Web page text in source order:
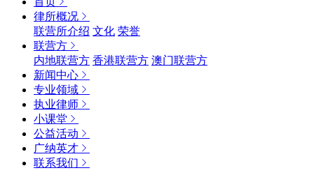
律所概况
联营所介绍 文化 荣誉
联营方
内地联营方 香港联营方 澳门联营方
新闻中心
专业领域
执业律师
小课堂
公益活动
广纳英才
联系我们